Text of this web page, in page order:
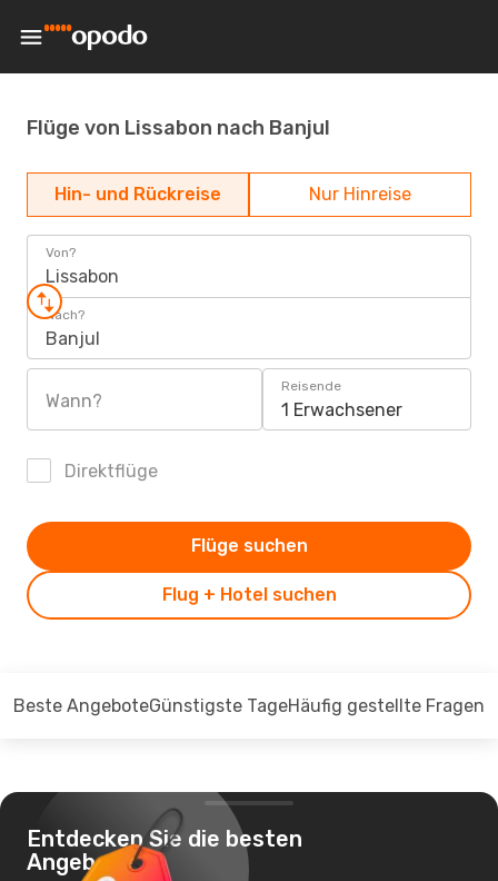
Flüge von Lissabon nach Banjul
Hin- und Rückreise Nur Hinreise
Von?
Lissabon
Nach?
Banjul
Wann?
Reisende
1 Erwachsener
Direktflüge
Flug + Hotel suchen
Flüge suchen
Beste AngeboteGünstigste TageHäufig gestellte Fragen
Entdecken Sie die besten
Angebote